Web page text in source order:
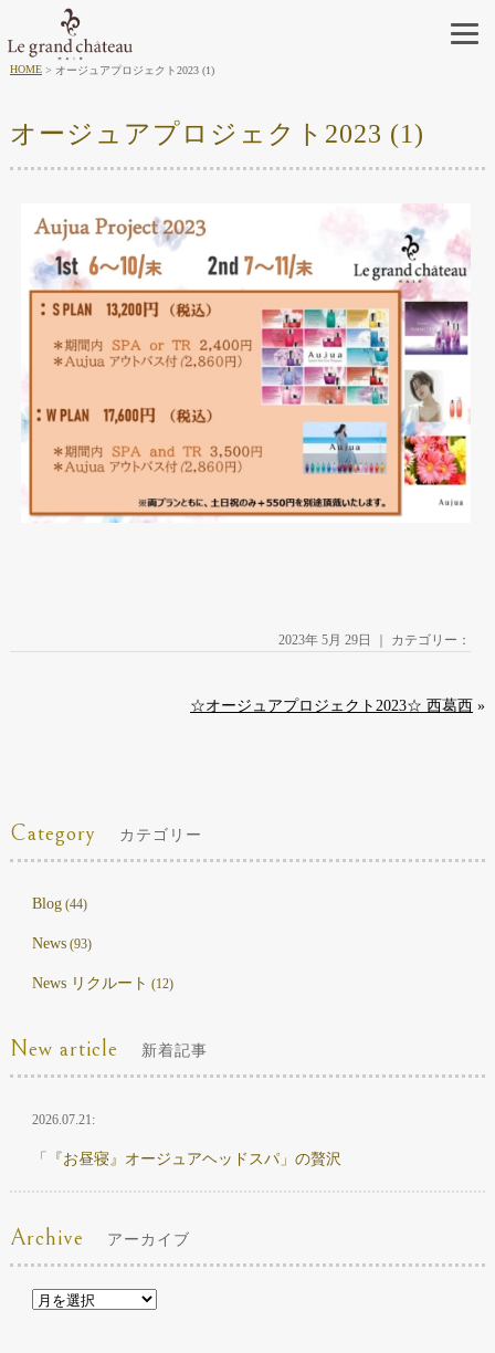
HOME オージュアプロジェクト2023 (1)
オージュアプロジェクト2023 (1)
2023年 5月 29日 ｜ カテゴリー：
☆オージュアプロジェクト2023☆ 西葛西 »
Category カテゴリー
Blog(44)
News(93)
News リクルート (12)
New article 新着記事
2026.07.21:
「『お昼寝』オージュアヘッドスパ」の贅沢
Archive アーカイブ